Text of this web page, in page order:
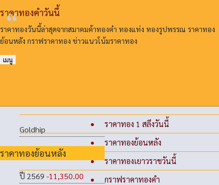
ราคาทองคําวันนี้
ราคาทองวันนี้ล่าสุดจากสมาคมค้าทองคํา ทองแท่ง ทองรูปพรรณ ราคาทอง
ย้อนหลัง กราฟราคาทอง ข่าวแนวโน้มราคาทอง
เมนู
Goldhip
ราคาทองย้อนหลัง
ปี 2569 -11,350.00
ราคาทอง 1 สลึงวันนี้
ราคาทองย้อนหลัง
ราคาทองเยาวราชวันนี้
กราฟราคาทองคำ